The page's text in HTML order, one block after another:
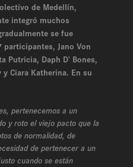
de Medellín,
integró muchos
se fue
Jano Von
Putricia, Daph D’ Bones,
y Ciara Katherina. En su
pertenecemos a un
y roto el viejo pacto que la
de normalidad, de
de pertenecer a un
cuando se están